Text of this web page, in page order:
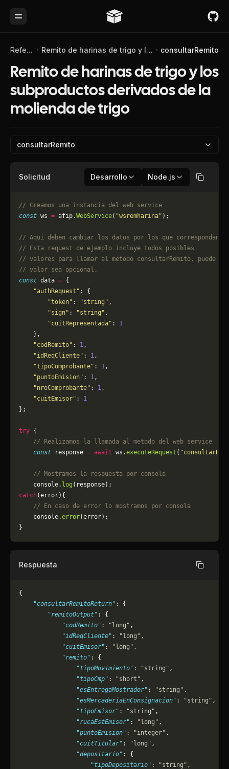
Toggle Menu
Referencia de API Remito de harinas de trigo y los subproductos derivados de la molienda de trigo consultarRemito
Remito de harinas de trigo y los
subproductos derivados de la
molienda de trigo
consultarRemito
Solicitud Desarrollo Node.js Copiar
// Creamos una instancia del web service
const ws = afip.WebService( "wsremharina" );
// Aqui deben cambiar los datos por los que correspondan.
// Esta request de ejemplo incluye todos posibles
// valores para llamar al metodo consultarRemito, puede
// valor sea opcional.
const data = {
    "authRequest"
: {
        "token"
: "string" ,
        "sign"
: "string" ,
        "cuitRepresentada"
: 1
    },
    "codRemito"
: 1,
    "idReqCliente"
: 1,
    "tipoComprobante"
: 1,
    "puntoEmision"
: 1,
    "nroComprobante"
: 1,
    "cuitEmisor"
: 1
};
try {
    // Realizamos la llamada al metodo del web service
    const
response = await ws.executeRequest (
    // Mostramos la respuesta por consola
    console.
log (response);
catch(error){
    // En caso de error lo mostramos por consola
	console.
error(error);
}
Respuesta Copiar
{
    "consultarRemitoReturn"
: {
        "remitoOutput"
: {
            "codRemito"
: "long" ,
            "idReqCliente"
: "long" ,
            "cuitEmisor"
: "long" ,
            "remito"
: {
                "tipoMovimiento"
: "string" ,
                "tipoCmp"
: "short" ,
                "esEntregaMostrador"
: "string" ,
                "esMercaderiaEnConsignacion"
: "string" ,
                "tipoEmisor"
: "string" ,
                "rucaEstEmisor"
: "long" ,
                "puntoEmision"
: "integer" ,
                "cuitTitular"
: "long" ,
                "depositario"
: {
                    "tipoDepositario"
: "string" ,